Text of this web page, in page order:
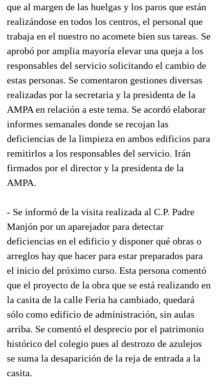
que al margen de las huelgas y los paros que están
realizándose en todos los centros, el personal que
trabaja en el nuestro no acomete bien sus tareas. Se
aprobó por amplia mayoría elevar una queja a los
responsables del servicio solicitando el cambio de
estas personas. Se comentaron gestiones diversas
realizadas por la secretaria y la presidenta de la
AMPA en relación a este tema. Se acordó elaborar
informes semanales donde se recojan las
deficiencias de la limpieza en ambos edificios para
remitirlos a los responsables del servicio. Irán
firmados por el director y la presidenta de la
AMPA.
- Se informó de la visita realizada al C.P. Padre
Manjón por un aparejador para detectar
deficiencias en el edificio y disponer qué obras o
arreglos hay que hacer para estar preparados para
el inicio del próximo curso. Esta persona comentó
que el proyecto de la obra que se está realizando en
la casita de la calle Feria ha cambiado, quedará
sólo como edificio de administración, sin aulas
arriba. Se comentó el desprecio por el patrimonio
histórico del colegio pues al destrozo de azulejos
se suma la desaparición de la reja de entrada a la
casita.